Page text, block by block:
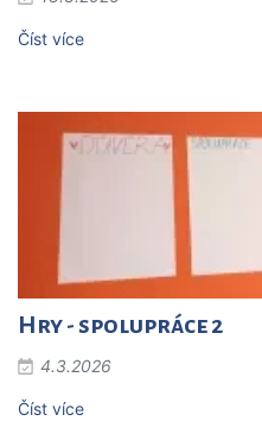
Číst více
Hry - spolupráce 2
4.3.2026
Číst více